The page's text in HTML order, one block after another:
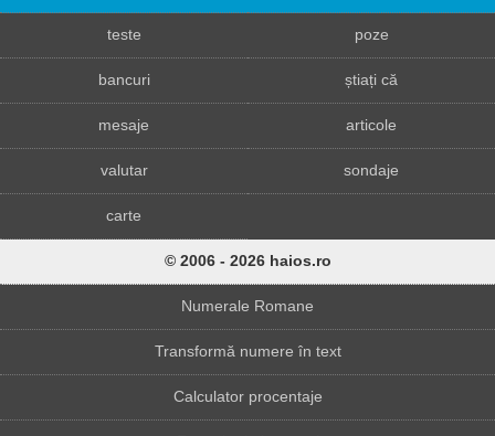
teste poze
bancuri știați că
mesaje articole
valutar sondaje
carte
© 2006 - 2026 haios.ro
Numerale Romane
Transformă numere în text
Calculator procentaje